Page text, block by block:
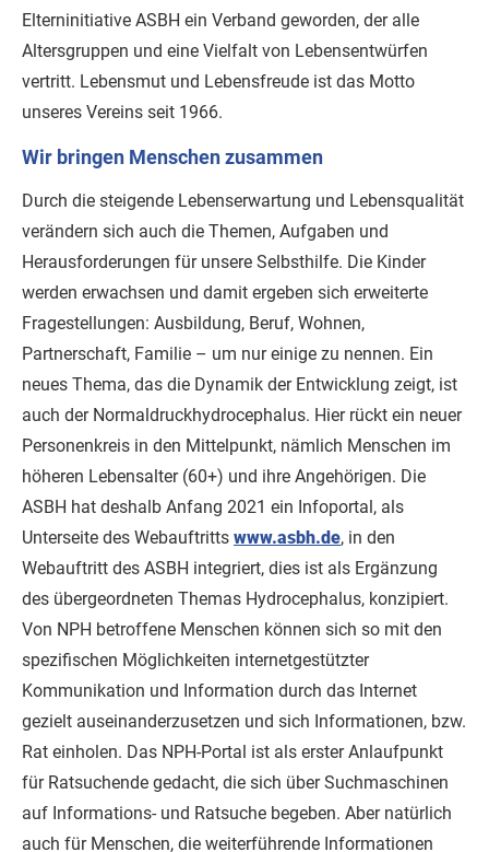
Elterninitiative ASBH ein Verband geworden, der alle
Altersgruppen und eine Vielfalt von Lebensentwürfen
vertritt. Lebensmut und Lebensfreude ist das Motto
unseres Vereins seit 1966.
Wir bringen Menschen zusammen
Durch die steigende Lebenserwartung und Lebensqualität
verändern sich auch die Themen, Aufgaben und
Herausforderungen für unsere Selbsthilfe. Die Kinder
werden erwachsen und damit ergeben sich erweiterte
Fragestellungen: Ausbildung, Beruf, Wohnen,
Partnerschaft, Familie – um nur einige zu nennen. Ein
neues Thema, das die Dynamik der Entwicklung zeigt, ist
auch der Normaldruckhydrocephalus. Hier rückt ein neuer
Personenkreis in den Mittelpunkt, nämlich Menschen im
höheren Lebensalter (60+) und ihre Angehörigen. Die
ASBH hat deshalb Anfang 2021 ein Infoportal, als
Unterseite des Webauftritts www.asbh.de, in den
Webauftritt des ASBH integriert, dies ist als Ergänzung
des übergeordneten Themas Hydrocephalus, konzipiert.
Von NPH betroffene Menschen können sich so mit den
spezifischen Möglichkeiten internetgestützter
Kommunikation und Information durch das Internet
gezielt auseinanderzusetzen und sich Informationen, bzw.
Rat einholen. Das NPH-Portal ist als erster Anlaufpunkt
für Ratsuchende gedacht, die sich über Suchmaschinen
auf Informations- und Ratsuche begeben. Aber natürlich
auch für Menschen, die weiterführende Informationen